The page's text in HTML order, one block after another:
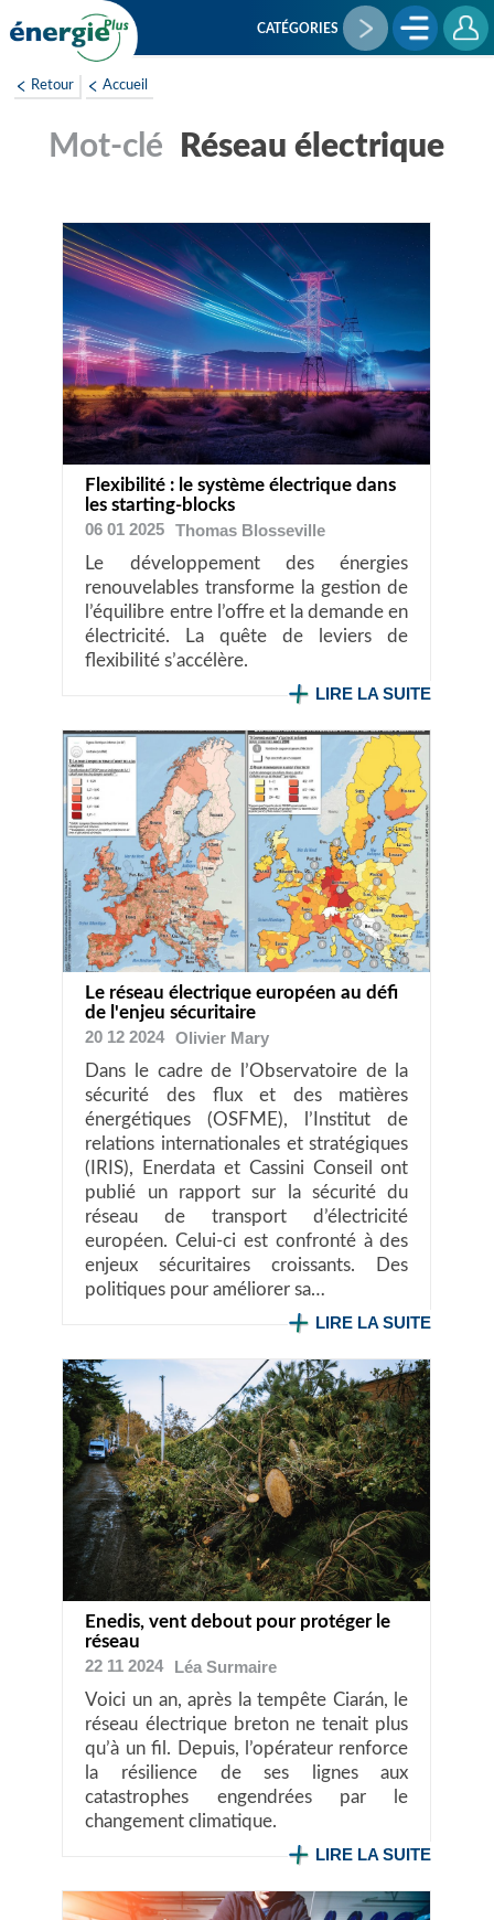
au
CATÉGORIES
Retour Accueil
Réseau électrique
Flexibilité : le système électrique dans
les starting-blocks
06 01 2025
Thomas Blosseville
Le développement des énergies
renouvelables transforme la gestion de
l’équilibre entre l’offre et la demande en
électricité. La quête de leviers de
flexibilité s’accélère.
LIRE LA SUITE
Le réseau électrique européen au défi
de l'enjeu sécuritaire
20 12 2024 Olivier Mary
Dans le cadre de l’Observatoire de la
sécurité des flux et des matières
énergétiques (OSFME), l’Institut de
relations internationales et stratégiques
(IRIS), Enerdata et Cassini Conseil ont
publié un rapport sur la sécurité du
réseau de transport d’électricité
européen. Celui-ci est confronté à des
enjeux sécuritaires croissants. Des
politiques pour améliorer sa…
LIRE LA SUITE
Enedis, vent debout pour protéger le
réseau
22 11 2024
LéaSurmaire
Voici un an, après la tempête Ciarán, le
réseau électrique breton ne tenait plus
qu’à un fil. Depuis, l’opérateur renforce
la résilience de ses lignes aux
catastrophes engendrées par le
changement climatique.
LIRE LA SUITE